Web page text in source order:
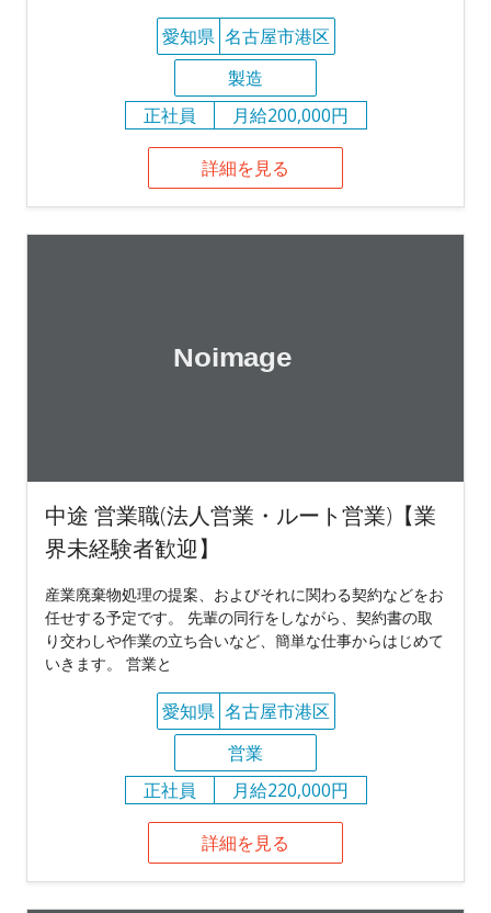
愛知県 名古屋市港区
製造
正社員
月給200,000円
詳細を見る
中途 営業職(法人営業・ルート営業)【業
界未経験者歓迎】
産業廃棄物処理の提案、およびそれに関わる契約などをお
任せする予定です。 先輩の同行をしながら、契約書の取
り交わしや作業の立ち合いなど、簡単な仕事からはじめて
いきます。 営業と
愛知県 名古屋市港区
営業
正社員
月給220,000円
詳細を見る